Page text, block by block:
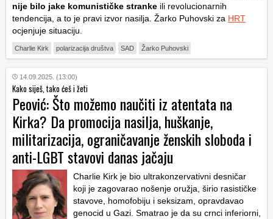
nije bilo jake komunističke stranke ili revolucionarnih
tendencija, a to je pravi izvor nasilja. Žarko Puhovski za HRT
ocjenjuje situaciju.
Charlie Kirk polarizacija društva SAD Žarko Puhovski
14.09.2025. (13:00)
Kako siješ, tako ćeš i žeti
Peović: Što možemo naučiti iz atentata na
Kirka? Da promocija nasilja, huškanje,
militarizacija, ograničavanje ženskih sloboda i
anti-LGBT stavovi danas jačaju
Charlie Kirk je bio ultrakonzervativni desničar
koji je zagovarao nošenje oružja, širio rasističke
stavove, homofobiju i seksizam, opravdavao
genocid u Gazi. Smatrao je da su crnci inferiorni,